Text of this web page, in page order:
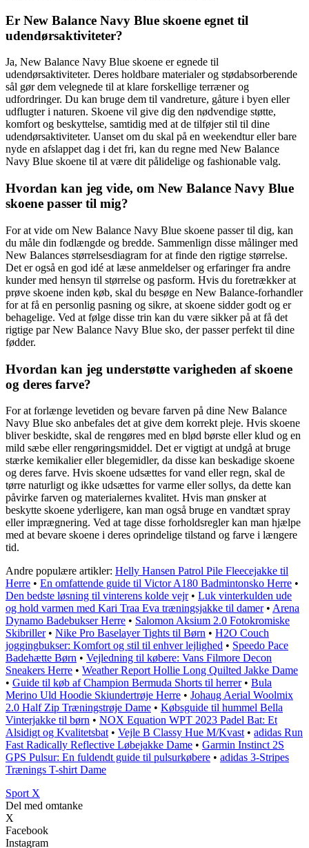
Er New Balance Navy Blue skoene egnet til
udendørsaktiviteter?
Ja, New Balance Navy Blue skoene er egnede til
udendørsaktiviteter. Deres holdbare materialer og stødabsorberende
sål gør dem velegnede til at klare forskellige terræner og
udfordringer. Du kan bruge dem til vandreture, gåture i byen eller
udflugter i naturen. Skoene vil give dig den nødvendige støtte,
komfort og beskyttelse, samtidig med at de tilføjer stil til dine
udendørsaktiviteter. Uanset om du skal på en weekendtur eller bare
nyde en afslappet dag i det fri, kan du regne med New Balance
Navy Blue skoene til at være dit pålidelige og fashionable valg.
Hvordan kan jeg vide, om New Balance Navy Blue
skoene passer til mig?
For at vide om New Balance Navy Blue skoene passer til dig, kan
du måle din fodlængde og bredde. Sammenlign disse målinger med
New Balances størrelsesdiagram for at finde den rigtige størrelse.
Det er også en god idé at læse anmeldelser og erfaringer fra andre
kunder med hensyn til størrelse og pasform. Hvis du foretrækker at
prøve skoene inden køb, skal du besøge en New Balance-forhandler
for at få en personlig pasning og sikre, at skoene sidder godt og er
behagelige. Ved at følge disse trin kan du være sikker på at få det
rigtige par New Balance Navy Blue sko, der passer perfekt til dine
fødder.
Hvordan kan jeg understøtte varigheden af skoene
og deres farve?
For at forlænge levetiden og bevare farven på dine New Balance
Navy Blue sko anbefales det at give dem korrekt pleje. Hvis skoene
bliver beskidte, skal de rengøres med en blød børste eller klud og en
mild sæbe eller rengøringsmiddel. Det er vigtigt at undgå at bruge
stærke kemikalier eller blegemidler, da disse kan beskadige skoene
og deres farve. Hvis skoene udsættes for vand eller regn, skal de
tørre naturligt og ikke udsættes for varme eller sollys, da dette kan
påvirke farven og materialernes kvalitet. Hvis man ønsker at
beskytte skoene yderligere, kan man også bruge en vandtæt spray
eller imprægnering. Ved at tage disse forholdsregler kan man hjælpe
med at bevare skoene i deres oprindelige tilstand og farve i længere
tid.
Andre populære artikler: Helly Hansen Patrol Pile Fleecejakke til
Herre • En omfattende guide til Victor A180 Badmintonsko Herre •
Den bedste løsning til vinterens kolde vejr• Luk vinterkulden ude
og hold varmen med Kari Traa Eva træningsjakke til damer• Arena
Dynamo Badebukser Herre • Salomon Aksium 2.0 Fotokromiske
Skibriller• Nike Pro Baselayer Tights til Børn • H2O Couch
joggingbukser: Komfort og stil til enhver lejlighed • Speedo Pace
Badehætte Børn • Vejledning til købere: Vans Filmore Decon
Sneakers Herre • Weather Report Hollie Long Quilted Jakke Dame
• Guide til køb af Champion Bermuda Shorts til herrer• Bula
Merino Uld Hoodie Skiundertrøje Herre • Johaug Aerial Woolmix
2.0 Half Zip Træningstrøje Dame • Købsguide til hummel Bella
Vinterjakke til børn • NOX Equation WPT 2023 Padel Bat: Et
Alsidigt og Kvalitetsbat • Vejle B Classy Hue M/Kvast • adidas Run
Fast Radically Reflective Løbejakke Dame • Garmin Instinct 2S
GPS Pulsur: En fuldendt guide til pulsurkøbere • adidas 3-Stripes
Trænings T-shirt Dame
Sport X
Del med omtanke
X
Facebook
Instagram